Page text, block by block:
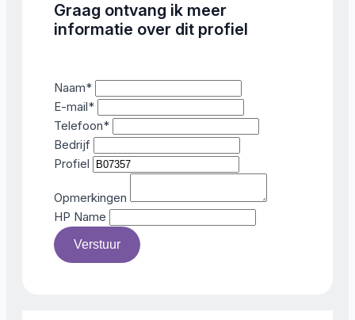
Graag ontvang ik meer
informatie over dit profiel
Naam*
E-mail*
Telefoon*
Bedrijf
Profiel
Opmerkingen
HP Name
Verstuur